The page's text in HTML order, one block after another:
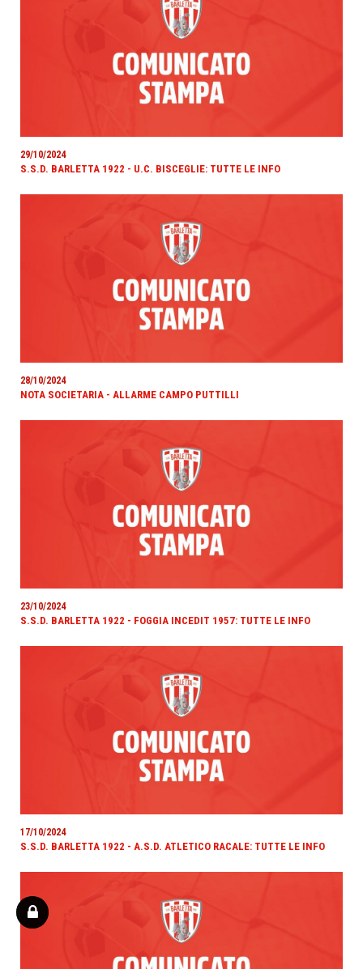
29/10/2024
S.S.D. BARLETTA 1922 - U.C. BISCEGLIE: TUTTE LE INFO
28/10/2024
NOTA SOCIETARIA - ALLARME CAMPO PUTTILLI
23/10/2024
S.S.D. BARLETTA 1922 - FOGGIA INCEDIT 1957: TUTTE LE INFO
17/10/2024
S.S.D. BARLETTA 1922 - A.S.D. ATLETICO RACALE: TUTTE LE INFO